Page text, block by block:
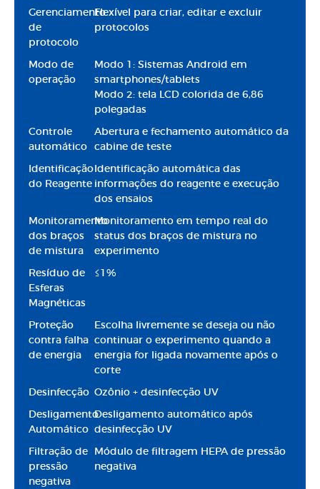
Gerenciamento
de
protocolo
Flexível para criar, editar e excluir
protocolos
Modo de
operação
Modo 1: Sistemas Android em
smartphones/tablets
Modo 2: tela LCD colorida de 6,86
polegadas
Controle
automático
Abertura e fechamento automático da
cabine de teste
Identificação
do Reagente
Identificação automática das
informações do reagente e execução
dos ensaios
Monitoramento
dos braços
de mistura
Monitoramento em tempo real do
status dos braços de mistura no
experimento
Resíduo de
Esferas
Magnéticas
≤1%
Proteção
contra falha
de energia
Escolha livremente se deseja ou não
continuar o experimento quando a
energia for ligada novamente após o
corte
Desinfecção Ozônio + desinfecção UV
Desligamento
Automático
Desligamento automático após
desinfecção UV
Filtração de
pressão
negativa
Módulo de filtragem HEPA de pressão
negativa